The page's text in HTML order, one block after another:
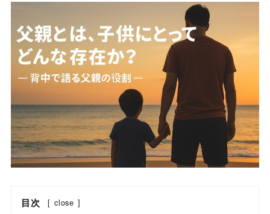
目次 [ close ]